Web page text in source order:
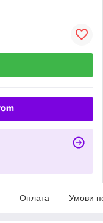
Оплата Умови